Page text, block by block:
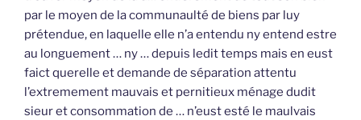
par le moyen de la communaulté de biens par luy
prétendue, en laquelle elle n’a entendu ny entend estre
au longuement … ny … depuis ledit temps mais en eust
faict querelle et demande de séparation attentu
l’extremement mauvais et pernitieux ménage dudit
sieur et consommation de … n’eust esté le maulvais